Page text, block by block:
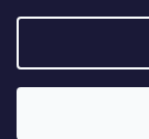
Copyright 2026